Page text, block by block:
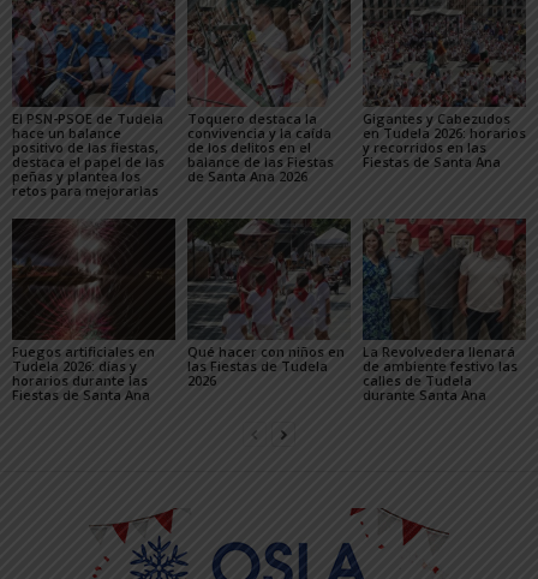
El PSN-PSOE de Tudela
hace un balance
positivo de las fiestas,
destaca el papel de las
peñas y plantea los
retos para mejorarlas
Toquero destaca la
convivencia y la caída
de los delitos en el
balance de las Fiestas
de Santa Ana 2026
Gigantes y Cabezudos
en Tudela 2026: horarios
y recorridos en las
Fiestas de Santa Ana
Fuegos artificiales en
Tudela 2026: días y
horarios durante las
Fiestas de Santa Ana
Qué hacer con niños en
las Fiestas de Tudela
2026
La Revolvedera llenará
de ambiente festivo las
calles de Tudela
durante Santa Ana